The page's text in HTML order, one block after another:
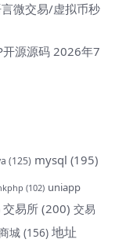
微交易/虚拟币秒
开源源码 2026年7
(125) mysql (195)
(102) uniapp
交易所 (200) 交易
城 (156) 地址